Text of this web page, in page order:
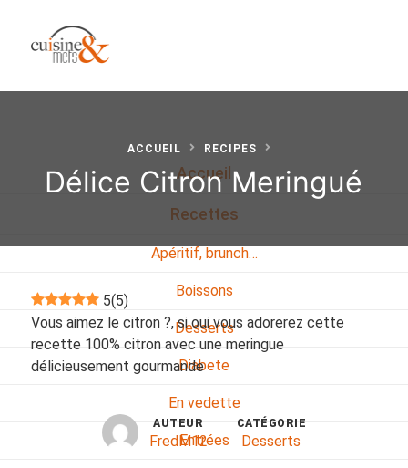
Accueil
Recettes
Apéritif, brunch…
Boissons
Desserts
Diabete
En vedette
Entrées
ACCUEIL RECIPES
Délice Citron Meringué
5(5)
Vous aimez le citron ?, si oui vous adorerez cette
recette 100% citron avec une meringue
délicieusement gourmande
AUTEUR
FredM12
CATÉGORIE
Desserts